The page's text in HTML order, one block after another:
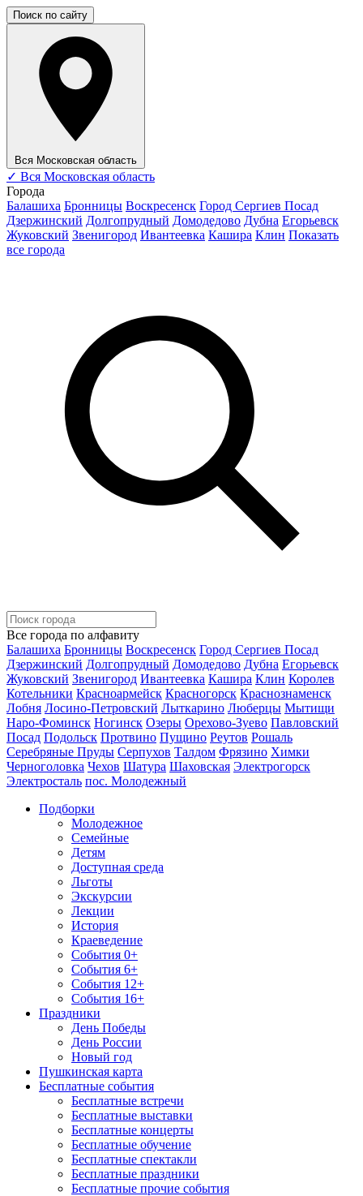
Поиск по сайту
Вся Московская область
✓ Вся Московская область
Города
Балашиха Бронницы Воскресенск Город Сергиев Посад
Дзержинский Долгопрудный Домодедово Дубна Егорьевск
Жуковский Звенигород Ивантеевка Кашира Клин Показать
все города
Все города по алфавиту
Балашиха Бронницы Воскресенск Город Сергиев Посад
Дзержинский Долгопрудный Домодедово Дубна Егорьевск
Жуковский Звенигород Ивантеевка Кашира Клин Королев
Котельники Красноармейск Красногорск Краснознаменск
Лобня Лосино-Петровский Лыткарино Люберцы Мытищи
Наро-Фоминск Ногинск Озеры Орехово-Зуево Павловский
Посад Подольск Протвино Пущино Реутов Рошаль
Серебряные Пруды Серпухов Талдом Фрязино Химки
Черноголовка Чехов Шатура Шаховская Электрогорск
Электросталь пос. Молодежный
Подборки
Молодежное
Семейные
Детям
Доступная среда
Льготы
Экскурсии
Лекции
История
Краеведение
События 0+
События 6+
События 12+
События 16+
Праздники
День Победы
День России
Новый год
Пушкинская карта
Бесплатные события
Бесплатные встречи
Бесплатные выставки
Бесплатные концерты
Бесплатные обучение
Бесплатные спектакли
Бесплатные праздники
Бесплатные прочие события